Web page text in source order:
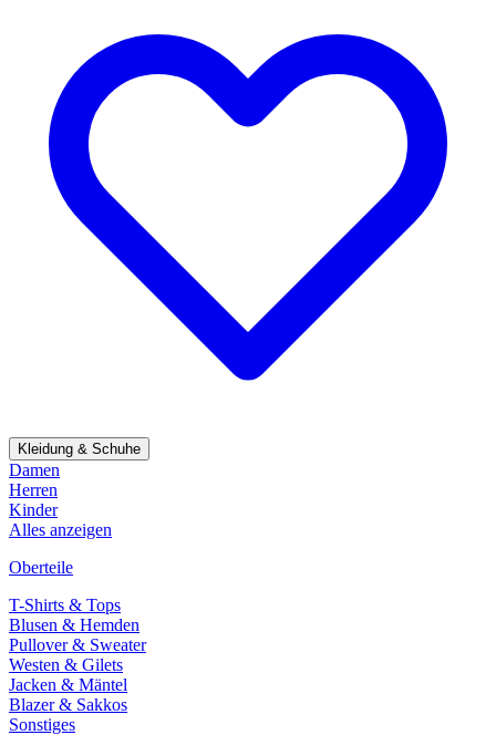
Kleidung & Schuhe
Damen
Herren
Kinder
Alles anzeigen
Oberteile
T-Shirts & Tops
Blusen & Hemden
Pullover & Sweater
Westen & Gilets
Jacken & Mäntel
Blazer & Sakkos
Sonstiges